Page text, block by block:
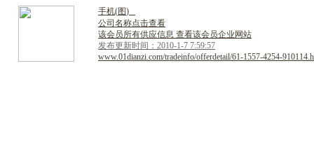
手机(图)
公司名称点击查看
该会员所有供应信息 查看该会员企业网站
发布更新时间：2010-1-7 7:59:57
www.01dianzi.com/tradeinfo/offerdetail/61-1557-4254-